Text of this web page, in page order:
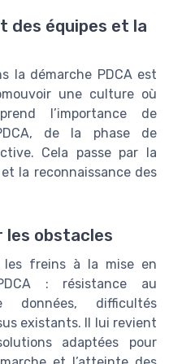
des équipes et la
la démarche PDCA est
une culture où
l’importance de
de la phase de
Cela passe par la
la reconnaissance des
obstacles
les freins à la mise en
: résistance au
données, difficultés
existants. Il lui revient
adaptées pour